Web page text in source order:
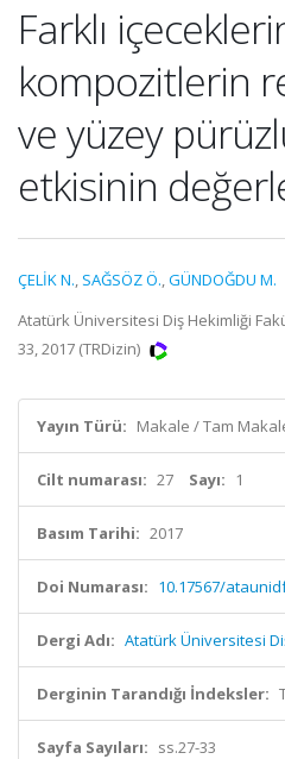
Farklı
kompozitlerin
ve yüzey
etkisinin
ÇELİK N., SAĞSÖZ Ö.,GÜNDOĞDU M.
Atatürk Üniversitesi Diş Hekimliği
33, 2017 (TRDizin)
Yayın Türü: Makale / Tam
Cilt numarası: 27 Sayı: 1
Basım Tarihi: 2017
Doi Numarası: 10.17567/
Dergi Adı: Atatürk Üniversitesi
Derginin Tarandığı İndeksler:
Sayfa Sayıları: ss.27-33